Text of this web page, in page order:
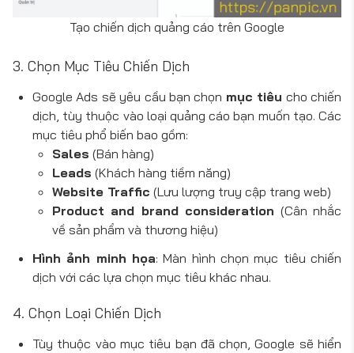
Tạo chiến dịch quảng cáo trên Google
3. Chọn Mục Tiêu Chiến Dịch
Google Ads sẽ yêu cầu bạn chọn mục tiêu cho chiến
dịch, tùy thuộc vào loại quảng cáo bạn muốn tạo. Các
mục tiêu phổ biến bao gồm:
Sales (Bán hàng)
Leads (Khách hàng tiềm năng)
Website Traffic (Lưu lượng truy cập trang web)
Product and brand consideration (Cân nhắc
về sản phẩm và thương hiệu)
Hình ảnh minh họa: Màn hình chọn mục tiêu chiến
dịch với các lựa chọn mục tiêu khác nhau.
4. Chọn Loại Chiến Dịch
Tùy thuộc vào mục tiêu bạn đã chọn, Google sẽ hiển